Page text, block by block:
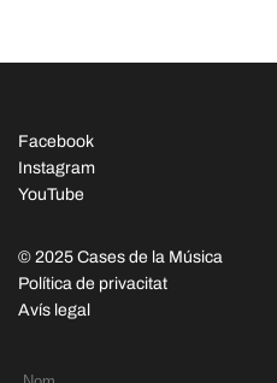
Facebook
Instagram
YouTube
© 2025 Cases de la Música
Política de privacitat
Avís legal